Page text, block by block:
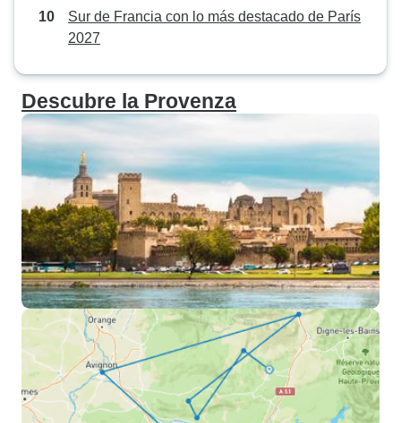
Sur de Francia con lo más destacado de París
2027
Descubre la Provenza